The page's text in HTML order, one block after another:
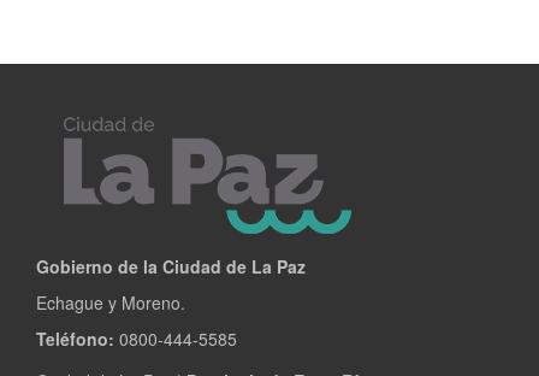
Gobierno de la Ciudad de La Paz
Echague y Moreno.
Teléfono: 0800-444-5585